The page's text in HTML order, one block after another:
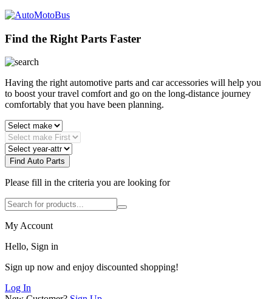
Find the Right Parts Faster
Having the right automotive parts and car accessories will help you
to boost your travel comfort and go on the long-distance journey
comfortably that you have been planning.
Find Auto Parts
Please fill in the criteria you are looking for
My Account
Hello, Sign in
Sign up now and enjoy discounted shopping!
Log In